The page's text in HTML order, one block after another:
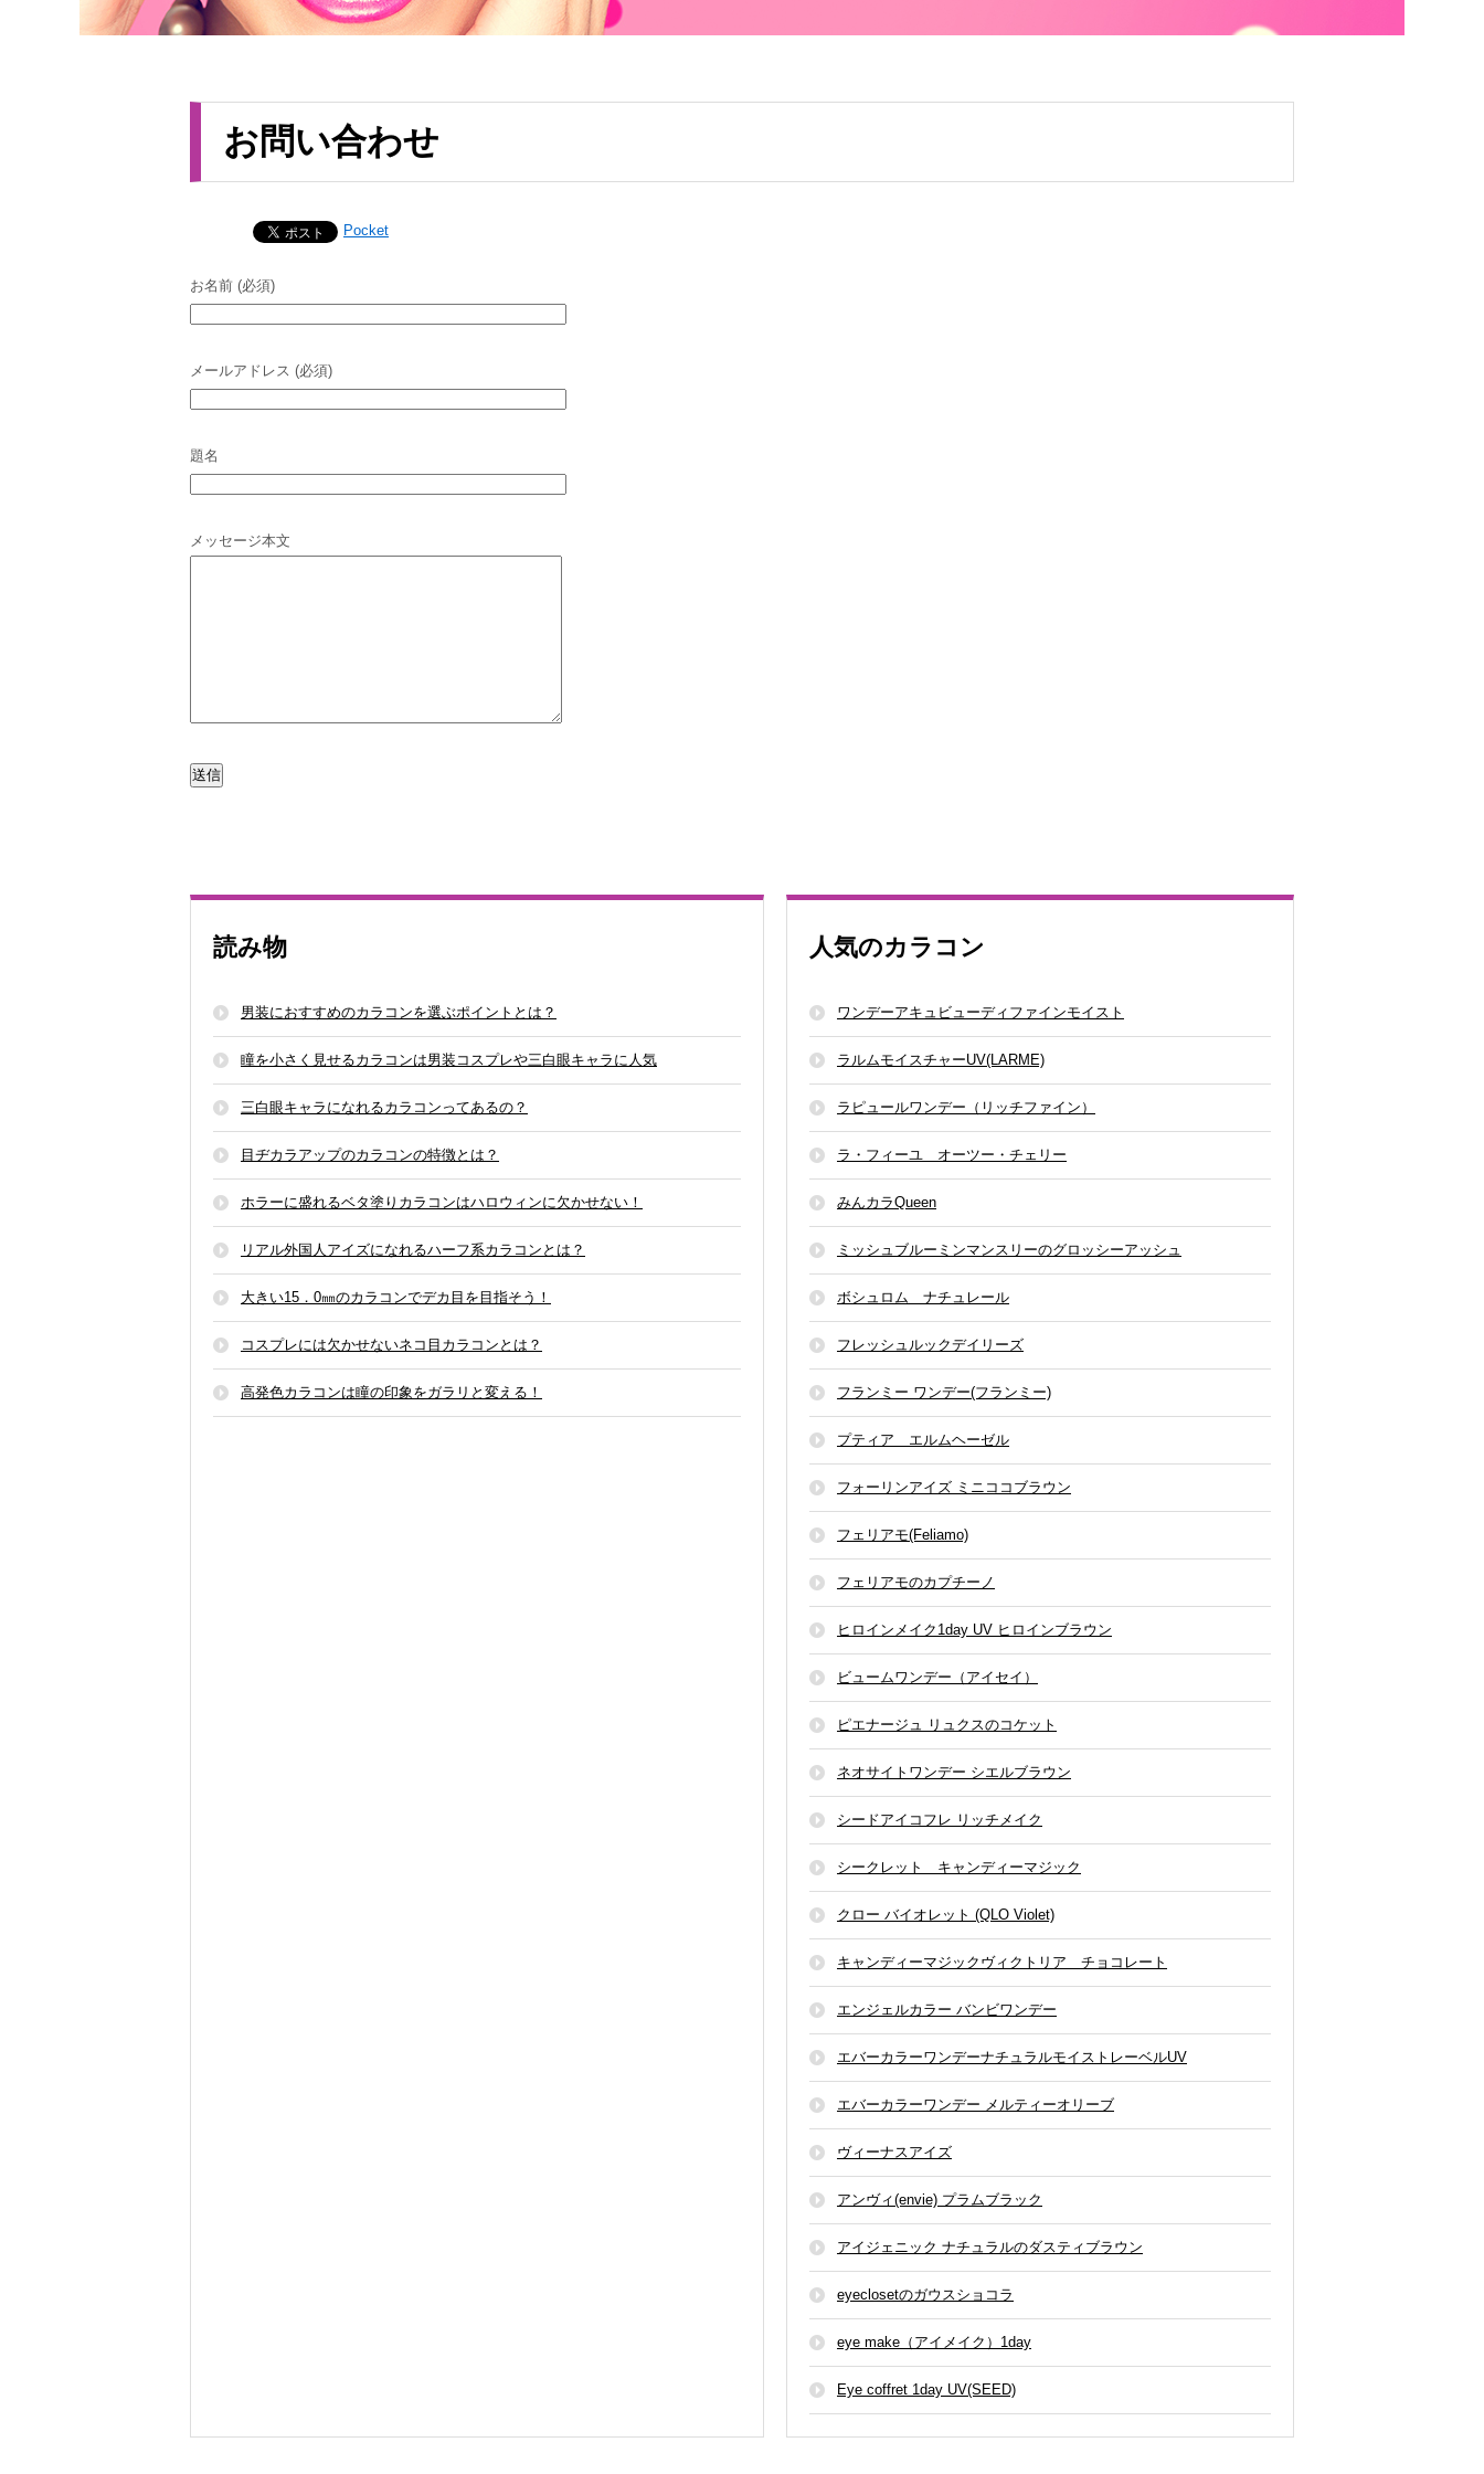
お問い合わせ
Pocket
お名前 (必須)
メールアドレス (必須)
題名
メッセージ本文
読み物
男装におすすめのカラコンを選ぶポイントとは？
瞳を小さく見せるカラコンは男装コスプレや三白眼キャラに人気
三白眼キャラになれるカラコンってあるの？
目ヂカラアップのカラコンの特徴とは？
ホラーに盛れるベタ塗りカラコンはハロウィンに欠かせない！
リアル外国人アイズになれるハーフ系カラコンとは？
大きい15．0㎜のカラコンでデカ目を目指そう！
コスプレには欠かせないネコ目カラコンとは？
高発色カラコンは瞳の印象をガラリと変える！
人気のカラコン
ワンデーアキュビューディファインモイスト
ラルムモイスチャーUV(LARME)
ラピュールワンデー（リッチファイン）
ラ・フィーユ オーツー・チェリー
みんカラQueen
ミッシュブルーミンマンスリーのグロッシーアッシュ
ボシュロム ナチュレール
フレッシュルックデイリーズ
フランミー ワンデー(フランミー)
プティア エルムヘーゼル
フォーリンアイズ ミニココブラウン
フェリアモ(Feliamo)
フェリアモのカプチーノ
ヒロインメイク1day UV ヒロインブラウン
ビュームワンデー（アイセイ）
ピエナージュ リュクスのコケット
ネオサイトワンデー シエルブラウン
シードアイコフレ リッチメイク
シークレット キャンディーマジック
クロー バイオレット (QLO Violet)
キャンディーマジックヴィクトリア チョコレート
エンジェルカラー バンビワンデー
エバーカラーワンデーナチュラルモイストレーベルUV
エバーカラーワンデー メルティーオリーブ
ヴィーナスアイズ
アンヴィ(envie) プラムブラック
アイジェニック ナチュラルのダスティブラウン
eyeclosetのガウスショコラ
eye make（アイメイク）1day
Eye coffret 1day UV(SEED)